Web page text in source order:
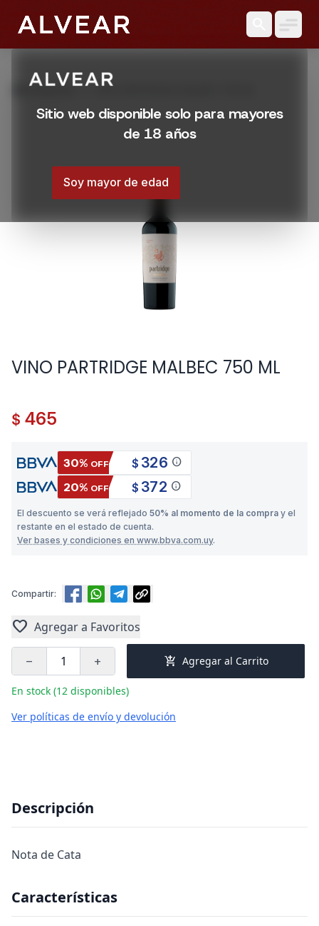
Sitio web disponible solo para mayores
de 18 años
Soy mayor de edad
Productos VINO PARTRIDGE MALBEC 750 ML
VINO PARTRIDGE MALBEC 750 ML
$ 465
30% OFF $ 326 info
20% OFF $ 372 info
El descuento se verá reflejado 50% al momento de la compra y el
restante en el estado de cuenta.
Ver bases y condiciones en www.bbva.com.uy.
Compartir:
favorite Agregar a Favoritos
remove add add_shopping_cart Agregar al Carrito
En stock (12 disponibles)
Ver políticas de envío y devolución
Descripción
Nota de Cata
Características